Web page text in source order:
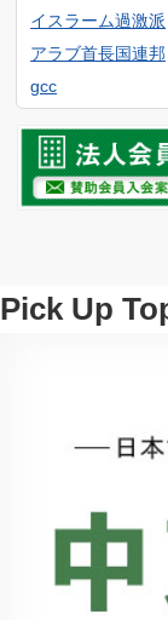
1月
2月
1月
イスラーム過激派
アラブ首長国連邦
gcc
Pick Up